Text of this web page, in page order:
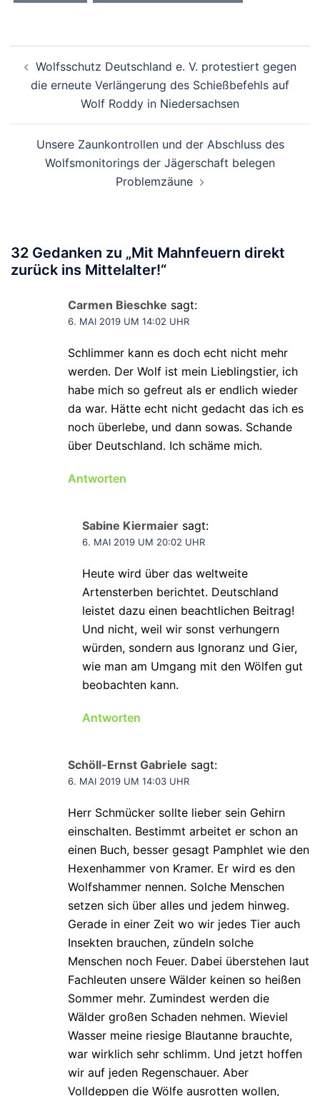
Wolfsschutz Deutschland e. V. protestiert gegen
die erneute Verlängerung des Schießbefehls auf
Wolf Roddy in Niedersachsen
Unsere Zaunkontrollen und der Abschluss des
Wolfsmonitorings der Jägerschaft belegen
Problemzäune
32 Gedanken zu „Mit Mahnfeuern direkt
zurück ins Mittelalter!“
Carmen Bieschke sagt:
6. MAI 2019 UM 14:02 UHR
Schlimmer kann es doch echt nicht mehr
werden. Der Wolf ist mein Lieblingstier, ich
habe mich so gefreut als er endlich wieder
da war. Hätte echt nicht gedacht das ich es
noch überlebe, und dann sowas. Schande
über Deutschland. Ich schäme mich.
Antworten
Sabine Kiermaier sagt:
6. MAI 2019 UM 20:02 UHR
Heute wird über das weltweite
Artensterben berichtet. Deutschland
leistet dazu einen beachtlichen Beitrag!
Und nicht, weil wir sonst verhungern
würden, sondern aus Ignoranz und Gier,
wie man am Umgang mit den Wölfen gut
beobachten kann.
Antworten
Schöll-Ernst Gabriele sagt:
6. MAI 2019 UM 14:03 UHR
Herr Schmücker sollte lieber sein Gehirn
einschalten. Bestimmt arbeitet er schon an
einen Buch, besser gesagt Pamphlet wie den
Hexenhammer von Kramer. Er wird es den
Wolfshammer nennen. Solche Menschen
setzen sich über alles und jedem hinweg.
Gerade in einer Zeit wo wir jedes Tier auch
Insekten brauchen, zündeln solche
Menschen noch Feuer. Dabei überstehen laut
Fachleuten unsere Wälder keinen so heißen
Sommer mehr. Zumindest werden die
Wälder großen Schaden nehmen. Wieviel
Wasser meine riesige Blautanne brauchte,
war wirklich sehr schlimm. Und jetzt hoffen
wir auf jeden Regenschauer. Aber
Volldeppen die Wölfe ausrotten wollen,